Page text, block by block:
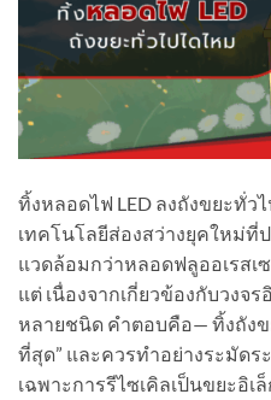
ทิ้งหลอดไฟ LED ลงถังขยะทั่ว
เทคโนโลยีส่องสว่างยุคใหม่ที่
แวดล้อมกว่าหลอดฟลูออเรสเ
แต่ เนื่องจากเกี่ยวข้องกับวงจ
หลายชนิด คำตอบคือ— ทิ้งถังข
ที่สุด” และควรทำอย่างระมัดร
เฉพาะการรีไซเคิลเป็นขยะอิเ